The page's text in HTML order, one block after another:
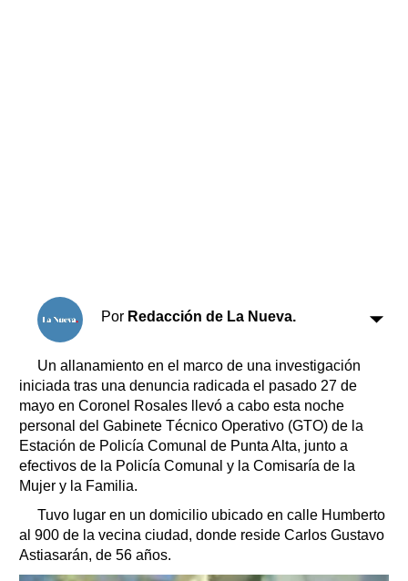
Por Redacción de La Nueva.
Un allanamiento en el marco de una investigación
iniciada tras una denuncia radicada el pasado 27 de
mayo en Coronel Rosales llevó a cabo esta noche
personal del Gabinete Técnico Operativo (GTO) de la
Estación de Policía Comunal de Punta Alta, junto a
efectivos de la Policía Comunal y la Comisaría de la
Mujer y la Familia.
Tuvo lugar en un domicilio ubicado en calle Humberto
al 900 de la vecina ciudad, donde reside Carlos Gustavo
Astiasarán, de 56 años.